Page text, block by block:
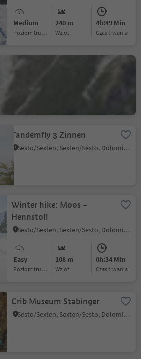
Medium
Poziom trudności
240 m
Wzlot
4h:49 Min
czas trwania
Tandemfly 3 Zinnen
Sesto/Sexten, Sexten/Sesto, Dolomites Region 3 Zinnen
Winter hike: Moos –
Hennstoll
Sesto/Sexten, Sexten/Sesto, Dolomites Region 3 Zinnen
Easy
Poziom trudności
108 m
Wzlot
0h:34 Min
czas trwania
Crib Museum Stabinger
Sesto/Sexten, Sexten/Sesto, Dolomites Region 3 Zinnen